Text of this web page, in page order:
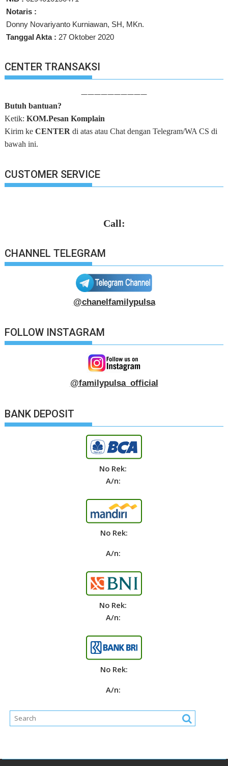
Notaris :
Donny Novariyanto Kurniawan, SH, MKn.
Tanggal Akta : 27 Oktober 2020
CENTER TRANSAKSI
——————————
Butuh bantuan?
Ketik:KOM.Pesan Komplain
Kirim keCENTER di atas atau Chat dengan Telegram/WA CS di
bawah ini.
CUSTOMER SERVICE
Call:
CHANNEL TELEGRAM
@chanelfamilypulsa
FOLLOW INSTAGRAM
@familypulsa_official
BANK DEPOSIT
No Rek:
A/n:
No Rek:
A/n:
No Rek:
A/n:
No Rek:
A/n: